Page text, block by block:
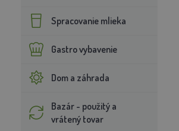
Spracovanie mlieka
Gastro vybavenie
Dom a záhrada
Bazár - použitý a
vrátený tovar